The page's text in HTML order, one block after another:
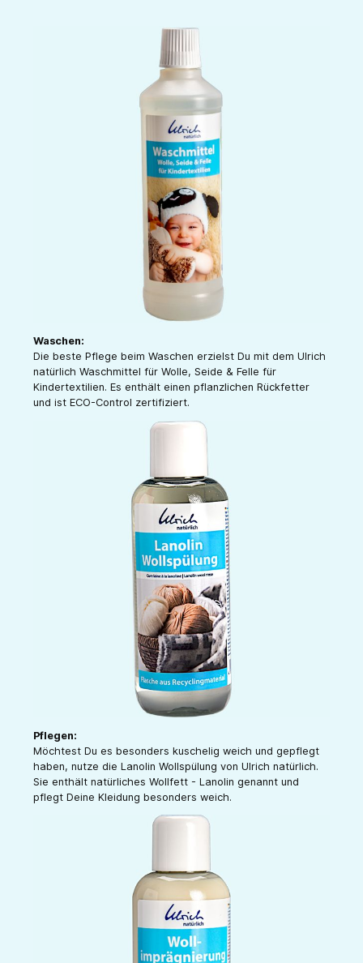
Waschen:
Die beste Pflege beim Waschen erzielst Du mit dem Ulrich
natürlich Waschmittel für Wolle, Seide & Felle für
Kindertextilien. Es enthält einen pflanzlichen Rückfetter
und ist ECO-Control zertifiziert.
Pflegen:
Möchtest Du es besonders kuschelig weich und gepflegt
haben, nutze die Lanolin Wollspülung von Ulrich natürlich.
Sie enthält natürliches Wollfett - Lanolin genannt und
pflegt Deine Kleidung besonders weich.